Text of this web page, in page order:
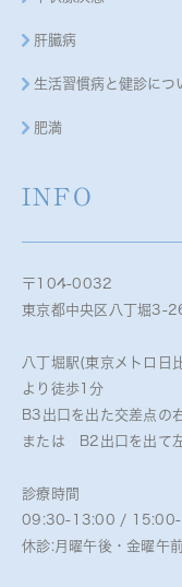
肝臓病
生活習慣病と健診につ
肥満
INFO
〒104-0032
東京都中央区八丁堀3-
八丁堀駅(東京メトロ日
より徒歩1分
B3出口を出た交差点の
または B2出口を出て
診療時間
09:30-13:00 /
休診:月曜午後・金曜午